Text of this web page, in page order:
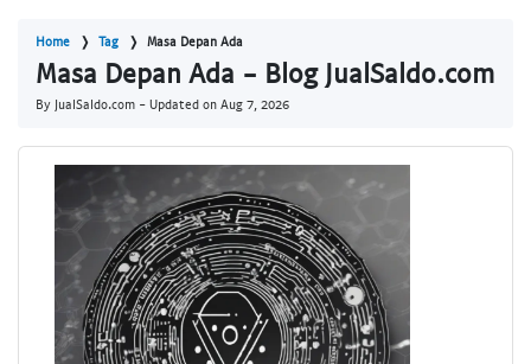
Home Tag Masa Depan Ada
Masa Depan Ada - Blog JualSaldo.com
By JualSaldo.com - Updated on Aug 7, 2026